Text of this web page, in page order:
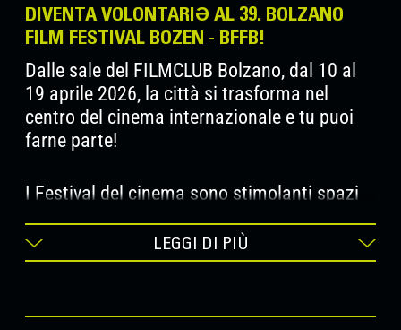
DIVENTA VOLONTARIƏ AL 39. BOLZANO
FILM FESTIVAL BOZEN - BFFB!
Dalle sale del FILMCLUB Bolzano, dal 10 al
19 aprile 2026, la città si trasforma nel
centro del cinema internazionale e tu puoi
farne parte!
I Festival del cinema sono stimolanti spazi
d’apprendimento e arricchimento.
Hai voglia di vivere da vicino eventi,
LEGGI DI PIÙ